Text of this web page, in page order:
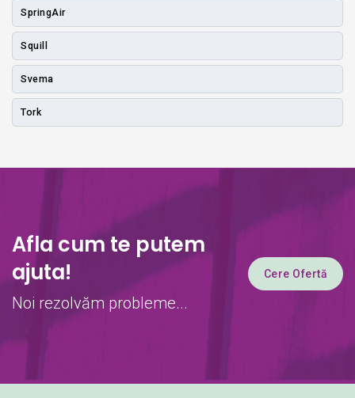
SpringAir
Squill
Svema
Tork
Afla cum te putem
ajuta!
Noi rezolvăm probleme...
Cere Ofertă